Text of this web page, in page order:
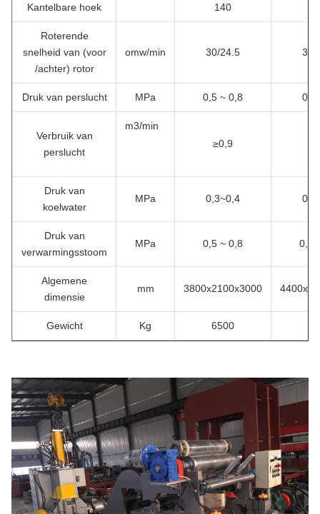
Kantelbare hoek 140
Roterende
snelheid van (voor
/achter) rotor
omw/min 30/24.5 30/
Druk van perslucht MPa 0,5 ~ 0,8
Verbruik van
perslucht
m3/min
≥0,9
Druk van
koelwater
MPa 0,3~0,4
Druk van
verwarmingsstoom
MPa 0,5 ~ 0,8 0,5
Algemene
dimensie
mm 3800x2100x3000
Gewicht Kg 6500